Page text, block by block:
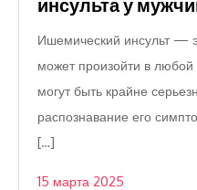
инсульта у
Ишемический инсульт —
может произойти в любой
могут быть крайне
распознавание его
[…]
15 марта 2025